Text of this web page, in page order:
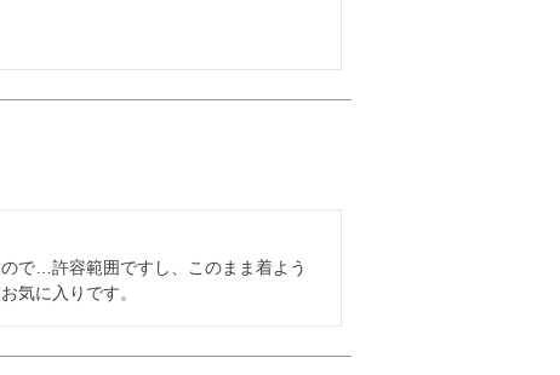
で…許容範囲ですし、このまま着よう
気に入りです。